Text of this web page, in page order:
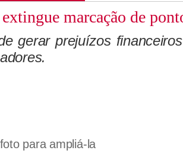
marcação de
gerar prejuízos
para ampliá-la